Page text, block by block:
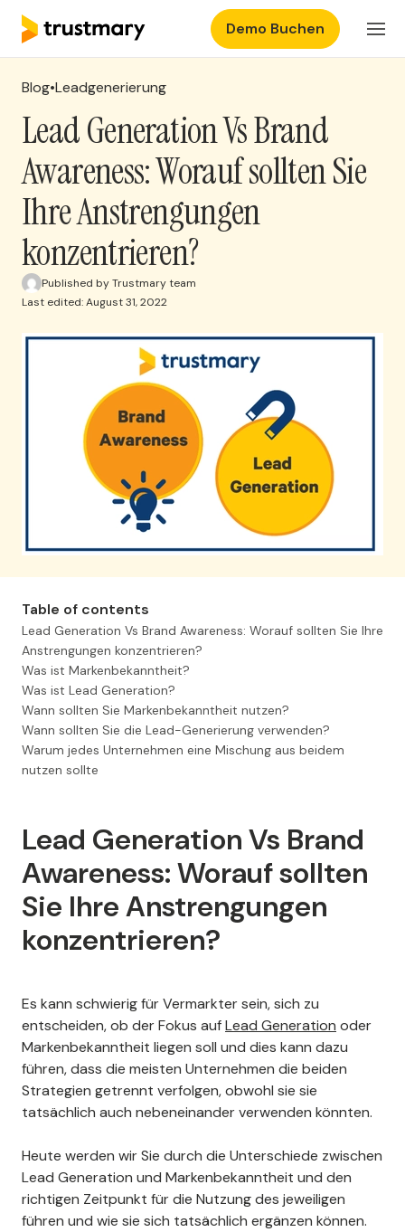
Produkte
Preisgestaltung
Ressourcen
DE Einloggen
Demo Buchen
Blog•Leadgenerierung
Lead Generation Vs Brand
Awareness: Worauf sollten Sie
Ihre Anstrengungen
konzentrieren?
Published by Trustmary team
Last edited: August 31, 2022
Table of contents
Lead Generation Vs Brand Awareness: Worauf sollten Sie Ihre
Anstrengungen konzentrieren?
Was ist Markenbekanntheit?
Was ist Lead Generation?
Wann sollten Sie Markenbekanntheit nutzen?
Wann sollten Sie die Lead-Generierung verwenden?
Warum jedes Unternehmen eine Mischung aus beidem
nutzen sollte
Lead Generation Vs Brand
Awareness: Worauf sollten
Sie Ihre Anstrengungen
konzentrieren?
Es kann schwierig für Vermarkter sein, sich zu
entscheiden, ob der Fokus aufLead Generation oder
Markenbekanntheit liegen soll und dies kann dazu
führen, dass die meisten Unternehmen die beiden
Strategien getrennt verfolgen, obwohl sie sie
tatsächlich auch nebeneinander verwenden könnten.
Heute werden wir Sie durch die Unterschiede zwischen
Lead Generation und Markenbekanntheit und den
richtigen Zeitpunkt für die Nutzung des jeweiligen
führen und wie sie sich tatsächlich ergänzen können.